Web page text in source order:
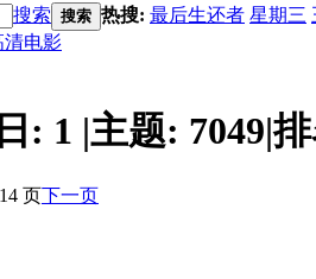
搜索 搜索 热搜: 最后生还者 星期三
清电影
: 1 |主题: 7049|
页下一页